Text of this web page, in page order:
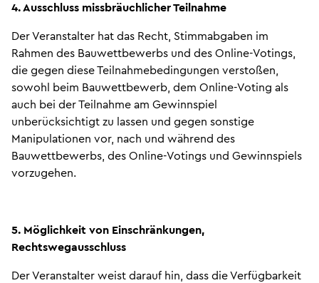
4. Ausschluss missbräuchlicher Teilnahme
Der Veranstalter hat das Recht, Stimmabgaben im
Rahmen des Bauwettbewerbs und des Online-Votings,
die gegen diese Teilnahmebedingungen verstoßen,
sowohl beim Bauwettbewerb, dem Online-Voting als
auch bei der Teilnahme am Gewinnspiel
unberücksichtigt zu lassen und gegen sonstige
Manipulationen vor, nach und während des
Bauwettbewerbs, des Online-Votings und Gewinnspiels
vorzugehen.
5. Möglichkeit von Einschränkungen,
Rechtswegausschluss
Der Veranstalter weist darauf hin, dass die Verfügbarkeit